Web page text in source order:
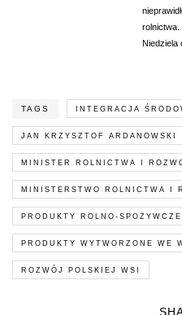
rolnictwa.
TAGS INTEGRACJA
JAN KRZYSZTOF ARDANOWSKI
MINISTER ROLNICTWA I
MINISTERSTWO ROLNICTWA I
PRODUKTY ROLNO-SPOŻYWCZE
PRODUKTY WYTWORZONE WE
ROZWÓJ POLSKIEJ WSI